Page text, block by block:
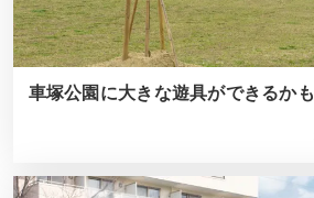
車塚公園に大きな遊具ができるかも